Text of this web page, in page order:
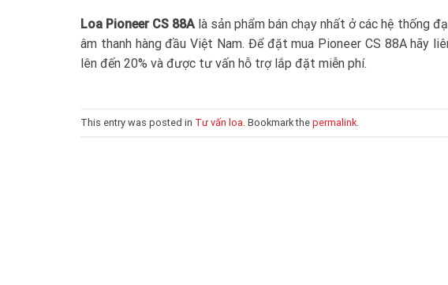
Loa Pioneer CS 88A là sản phẩm bán chạy nhất ở các hệ thống
âm thanh hàng đầu Việt Nam. Để đặt mua Pioneer CS 88A hãy
lên đến 20% và được tư vấn hỗ trợ lắp đặt miễn phí.
This entry was posted in Tư vấn loa . Bookmark the permalink